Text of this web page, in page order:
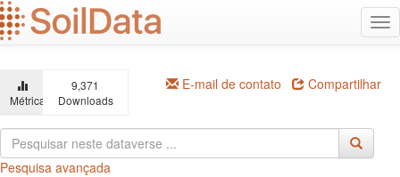
Ir
para
o
principal
Métricas
9,371
Downloads
E-mail de contato Compartilhar
Pesquisa avançada